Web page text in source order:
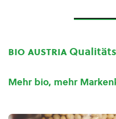
bio austria
Mehr bio, mehr